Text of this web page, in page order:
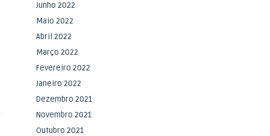
Junho 2022
Maio 2022
Abril 2022
Março 2022
Fevereiro 2022
Janeiro 2022
Dezembro 2021
Novembro 2021
Outubro 2021